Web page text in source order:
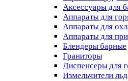
Аксессуары для
Аппараты для
Аппараты для
Аппараты для
Блендеры барные
Граниторы
Диспенсеры для
Измельчители